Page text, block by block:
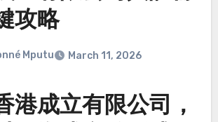
攻略
Mputu March 11, 2026
港成立有限公司，